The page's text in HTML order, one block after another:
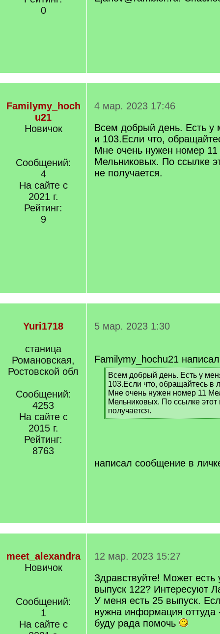
0
Familymy_hoch
u21
Новичок
Сообщений:
4
На сайте с
2021 г.
Рейтинг:
9
4 мар. 2023 17:46
Всем добрый день. Есть
и 103.Если что,
Мне очень нужен номер
Мельниковых. По ссылке
не получается.
Yuri1718
станица
Романовская,
Ростовской обл
Сообщений:
4253
На сайте с
2015 г.
Рейтинг:
8763
5 мар. 2023 1:30
Familymy_hochu21
[
q
]
Всем добрый день. Есть у
103.Если что, обращайтесь в
Мне очень нужен номер 11
Мельниковых. По ссылке этот
получается.
[
написал сообщение в
meet_alexandra
Новичок
Сообщений:
1
На сайте с
12 мар. 2023 15:27
Здравствуйте! Может есть
выпуск 122? Интересуют
У меня есть 25 выпуск.
нужна информация оттуда
буду рада помочь